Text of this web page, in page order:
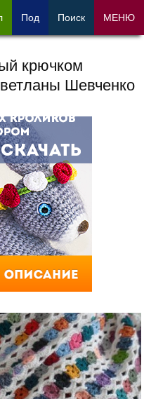
крючком
Шевченко
Под Поиск МЕНЮ